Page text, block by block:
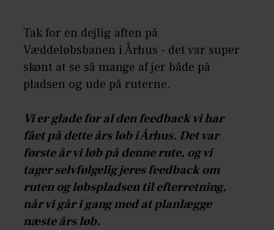
Tak for en dejlig aften på
Væddeløbsbanen i Århus - det var super
skønt at se så mange af jer både på
pladsen og ude på ruterne.
Vi er glade for al den feedback vi har
fået på dette års løb i Århus. Det var
første år vi løb på denne rute, og vi
tager selvfølgelig jeres feedback om
ruten og løbspladsen til efterretning,
når vi går i gang med at planlægge
næste års løb.